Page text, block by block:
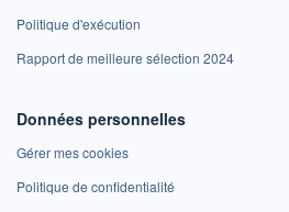
Politique d'exécution
Rapport de meilleure sélection 2024
Données personnelles
Gérer mes cookies
Politique de confidentialité